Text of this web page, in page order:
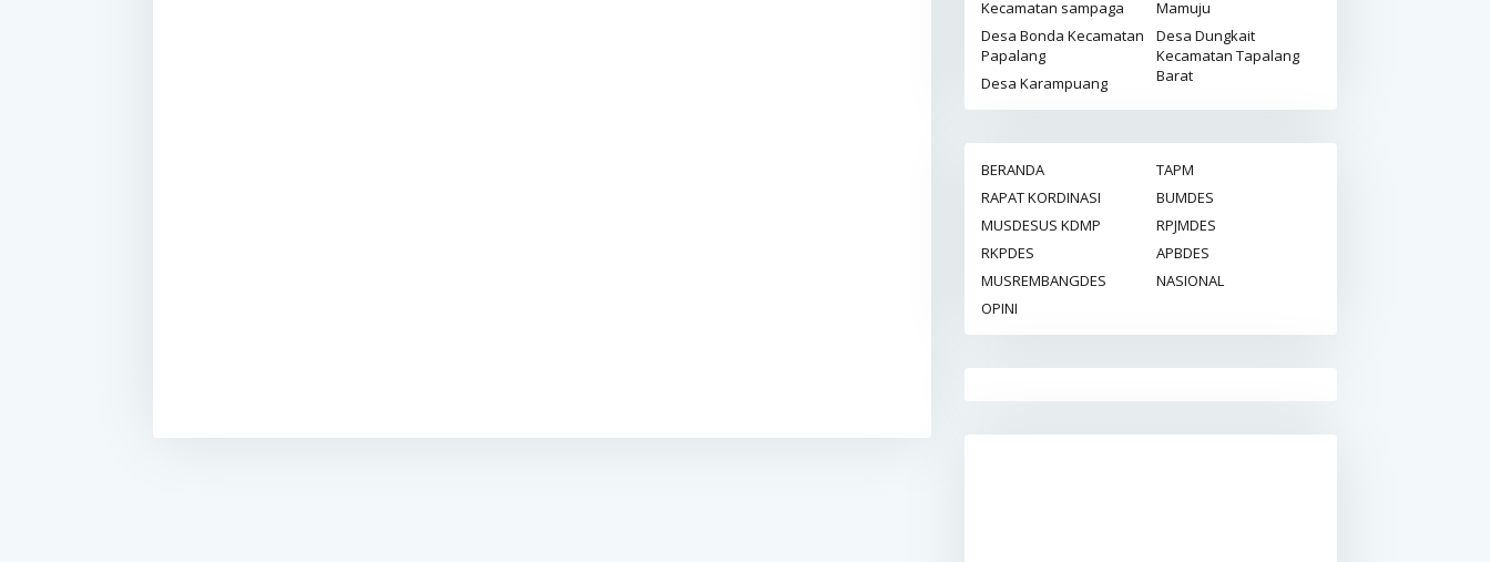
Kecamatan sampaga
Mamuju
Desa Bonda Kecamatan
Papalang
Desa Dungkait
Kecamatan Tapalang
Barat
Desa Karampuang
BERANDA
TAPM
RAPAT KORDINASI
BUMDES
MUSDESUS KDMP
RPJMDES
RKPDES
APBDES
MUSREMBANGDES
NASIONAL
OPINI